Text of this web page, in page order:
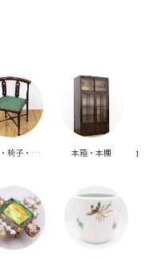
チェア・椅子・ベンチ・ソファ 本箱・本棚 食器